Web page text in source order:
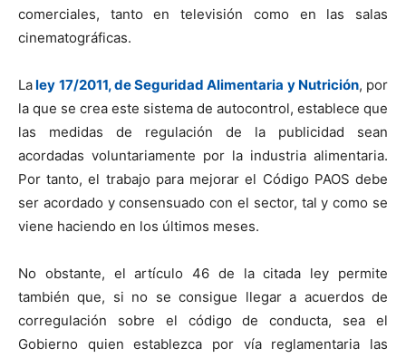
comerciales, tanto en televisión como en las salas
cinematográficas.
Laley 17/2011, de Seguridad Alimentaria y Nutrición, por
la que se crea este sistema de autocontrol, establece que
las medidas de regulación de la publicidad sean
acordadas voluntariamente por la industria alimentaria.
Por tanto, el trabajo para mejorar el Código PAOS debe
ser acordado y consensuado con el sector, tal y como se
viene haciendo en los últimos meses.
No obstante, el artículo 46 de la citada ley permite
también que, si no se consigue llegar a acuerdos de
corregulación sobre el código de conducta, sea el
Gobierno quien establezca por vía reglamentaria las